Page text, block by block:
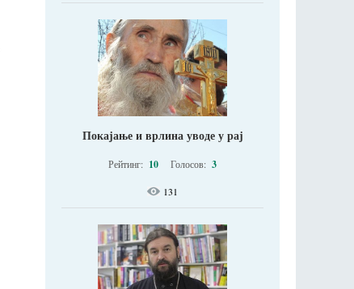
Покајање и врлина уводе у рај
Рейтинг: 10 Голосов: 3
131